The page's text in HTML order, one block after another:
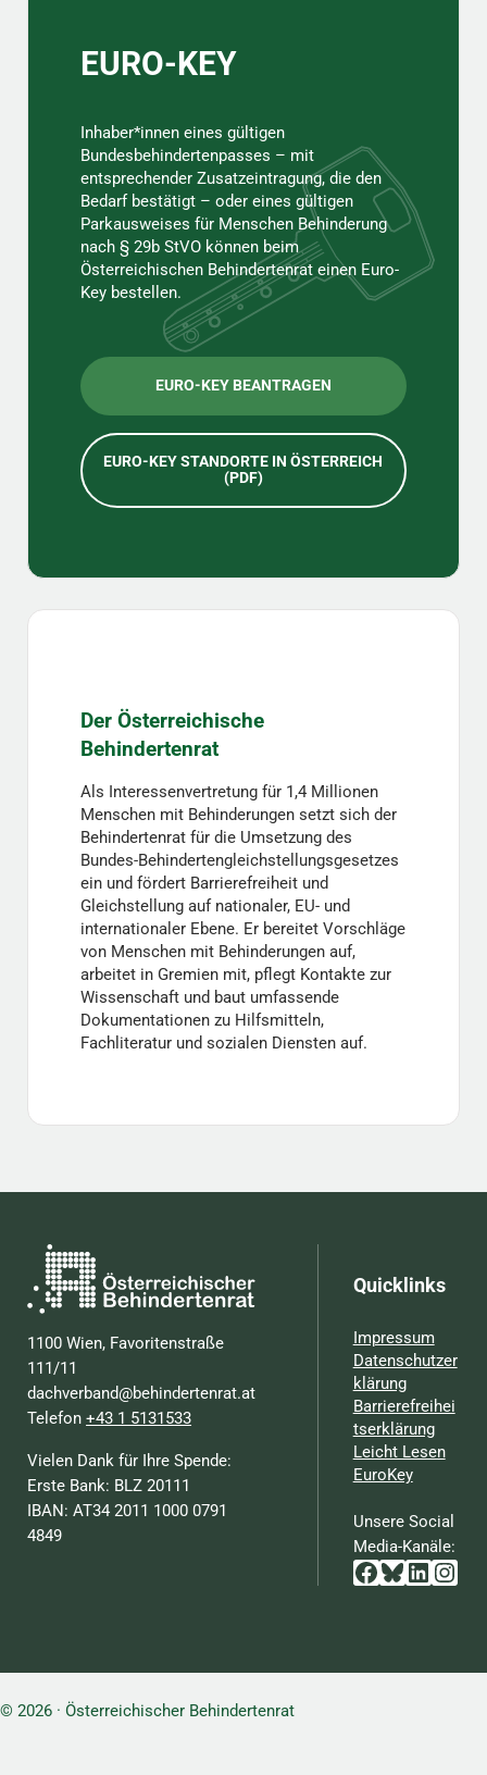
EURO-KEY
Inhaber*innen eines gültigen
Bundesbehindertenpasses – mit
entsprechender Zusatzeintragung, die den
Bedarf bestätigt – oder eines gültigen
Parkausweises für Menschen Behinderung
nach § 29b StVO können beim
Österreichischen Behindertenrat einen Euro-
Key bestellen.
EURO-KEY BEANTRAGEN
EURO-KEY STANDORTE IN ÖSTERREICH
(PDF)
Der Österreichische
Behindertenrat
Als Interessenvertretung für 1,4 Millionen
Menschen mit Behinderungen setzt sich der
Behindertenrat für die Umsetzung des
Bundes-Behindertengleichstellungsgesetzes
ein und fördert Barrierefreiheit und
Gleichstellung auf nationaler, EU- und
internationaler Ebene. Er bereitet Vorschläge
von Menschen mit Behinderungen auf,
arbeitet in Gremien mit, pflegt Kontakte zur
Wissenschaft und baut umfassende
Dokumentationen zu Hilfsmitteln,
Fachliteratur und sozialen Diensten auf.
1100 Wien, Favoritenstraße
111/11
dachverband@behindertenrat.at
Telefon+43 1 5131533
Vielen Dank für Ihre Spende:
Erste Bank: BLZ 20111
IBAN: AT34 2011 1000 0791
4849
Quicklinks
Impressum
Datenschutzer
klärung
Barrierefreihei
tserklärung
Leicht Lesen
EuroKey
Unsere Social
Media-Kanäle:
Facebook
Bluesky
© 2026 · Österreichischer Behindertenrat